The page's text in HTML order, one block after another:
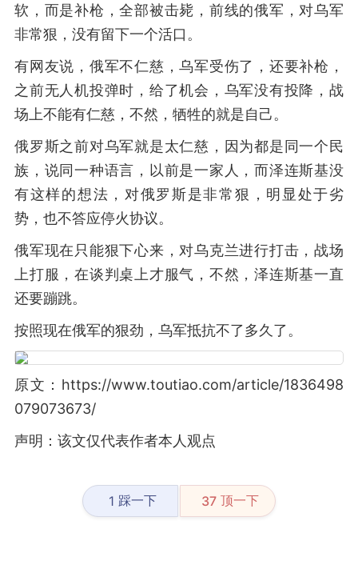
软，而是补枪，全部被击毙，前线的俄军，对乌军
非常狠，没有留下一个活口。
有网友说，俄军不仁慈，乌军受伤了，还要补枪，
之前无人机投弹时，给了机会，乌军没有投降，战
场上不能有仁慈，不然，牺牲的就是自己。
俄罗斯之前对乌军就是太仁慈，因为都是同一个民
族，说同一种语言，以前是一家人，而泽连斯基没
有这样的想法，对俄罗斯是非常狠，明显处于劣
势，也不答应停火协议。
俄军现在只能狠下心来，对乌克兰进行打击，战场
上打服，在谈判桌上才服气，不然，泽连斯基一直
还要蹦跳。
按照现在俄军的狠劲，乌军抵抗不了多久了。
原文：https://www.toutiao.com/article/1836498
079073673/
声明：该文仅代表作者本人观点
1 踩一下 37 顶一下